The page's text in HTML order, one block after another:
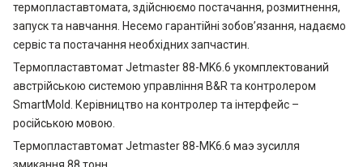
термопластавтомата, здійснюємо постачання, розмитнення,
запуск та навчання. Несемо гарантійні зобов’язання, надаємо
сервіс та постачання необхідних запчастин.
Термопластавтомат Jetmaster 88-MK6.6 укомплектований
австрійською системою управління B&R та контролером
SmartMold. Керівництво на контролер та інтерфейс –
російською мовою.
Термопластавтомат Jetmaster 88-MK6.6 маэ зусилля